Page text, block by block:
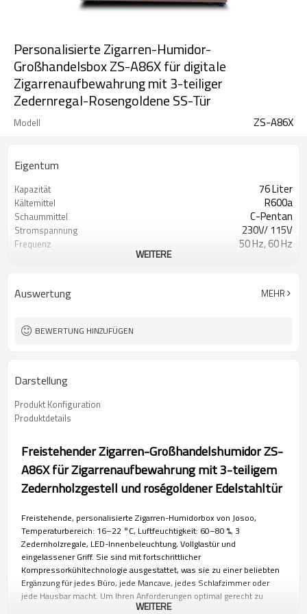
Personalisierte Zigarren-Humidor-
Großhandelsbox ZS-A86X für digitale
Zigarrenaufbewahrung mit 3-teiliger
Zedernregal-Rosengoldene SS-Tür
Modell ZS-A86X
Eigentum
Kapazität 76 Liter
Kältemittel R600a
Schaummittel C-Pentan
Stromspannung 230V/ 115V
Frequenz 50 Hz, 60 Hz
Feuchtigkeit 60-80%
WEITERE
Auswertung MEHR
BEWERTUNG HINZUFÜGEN
Darstellung
Produkt Konfiguration
Produktdetails
Freistehender Zigarren-Großhandelshumidor ZS-
A86X für Zigarrenaufbewahrung mit 3-teiligem
Zedernholzgestell und roségoldener Edelstahltür
Freistehende, personalisierte Zigarren-Humidorbox von Josoo,
Temperaturbereich: 16–22 °C, Luftfeuchtigkeit: 60–80 %, 3
Zedernholzregale, LED-Innenbeleuchtung, Vollglastür und
eingelassener Griff. Sie sind mit fortschrittlicher
Kompressorkühltechnologie ausgestattet, was sie zu einer beliebten
Ergänzung für jedes Büro, jede Mancave, jedes Schlafzimmer oder
jede Hausbar macht. Um Ihren Anforderungen optimal gerecht zu
werden, sind sie in verschiedenen Speicherkapazitäten von 45 l bis
WEITERE